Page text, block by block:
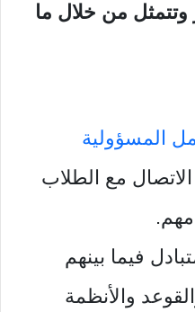
من خلال ما
المسؤولية
مع الطلاب
فيما بينهم
والأنظمة